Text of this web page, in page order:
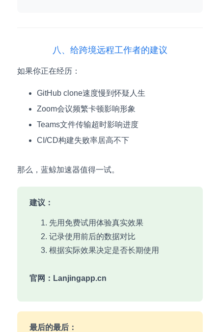
八、给跨境远程工作者的建议
如果你正在经历：
GitHub clone速度慢到怀疑人生
Zoom会议频繁卡顿影响形象
Teams文件传输超时影响进度
CI/CD构建失败率居高不下
那么，蓝鲸加速器值得一试。
建议：
先用免费试用体验真实效果
记录使用前后的数据对比
根据实际效果决定是否长期使用
官网：Lanjingapp.cn
最后的最后：